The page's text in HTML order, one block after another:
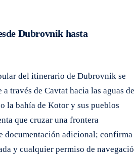
Dubrovnik hasta
del itinerario de Dubrovnik se
través de Cavtat hacia las aguas de
la bahía de Kotor y sus pueblos
que cruzar una frontera
documentación adicional; confirma
y cualquier permiso de